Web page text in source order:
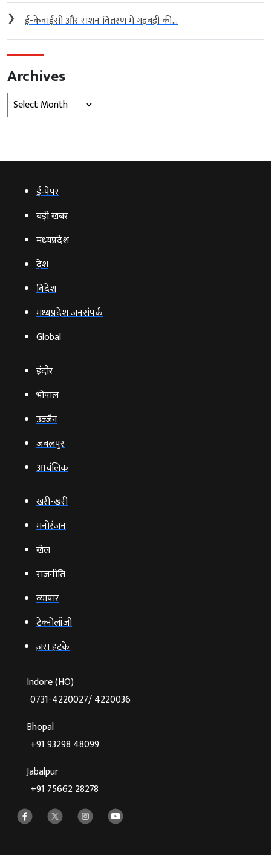
❯ ई-केवाईसी और राशन वितरण में गड़बड़ी की...
Archives
Archives
ई‑पेपर
बड़ी खबर
मध्‍यप्रदेश
देश
विदेश
मध्यप्रदेश जनसंपर्क
Global
इंदौर
भोपाल
उज्‍जैन
जबलपुर
आचंलिक
खरी-खरी
मनोरंजन
खेल
राजनीति
व्‍यापार
टेक्‍नोलॉजी
ज़रा हटके
Indore (HO)
0731-4220027/ 4220036
Bhopal
+91 93298 48099
Jabalpur
+91 75662 28278